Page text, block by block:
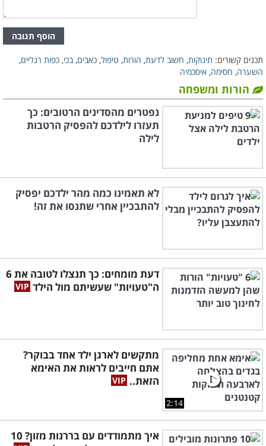
הוסף תגובה
תכנים קשורים: תינוקות, חשוב לדעת, הורות, טיפול, כאבים,בכי, כפות רגליים,
השערה, חסימה, איסכמיה
הורות ומשפחה
נפטרים מהסדינים הרטובים: כך
תעזרו לילדכם להפסיק הרטבות
לילה
לא תאמינו כמה מהר ילדכם יפסיק
להתבכיין אחרי שתנסו את זה!
דעת מומחים: כך תנצלו לטובה את 6
ה"טעויות" שעשיתם מול הילד
2:14
מתקשים לארגן ילד אחד בבוקר?
אתם חייבים לראות את האימא
הזאת..
איך מתמודדים עם בררנות מזון? 10